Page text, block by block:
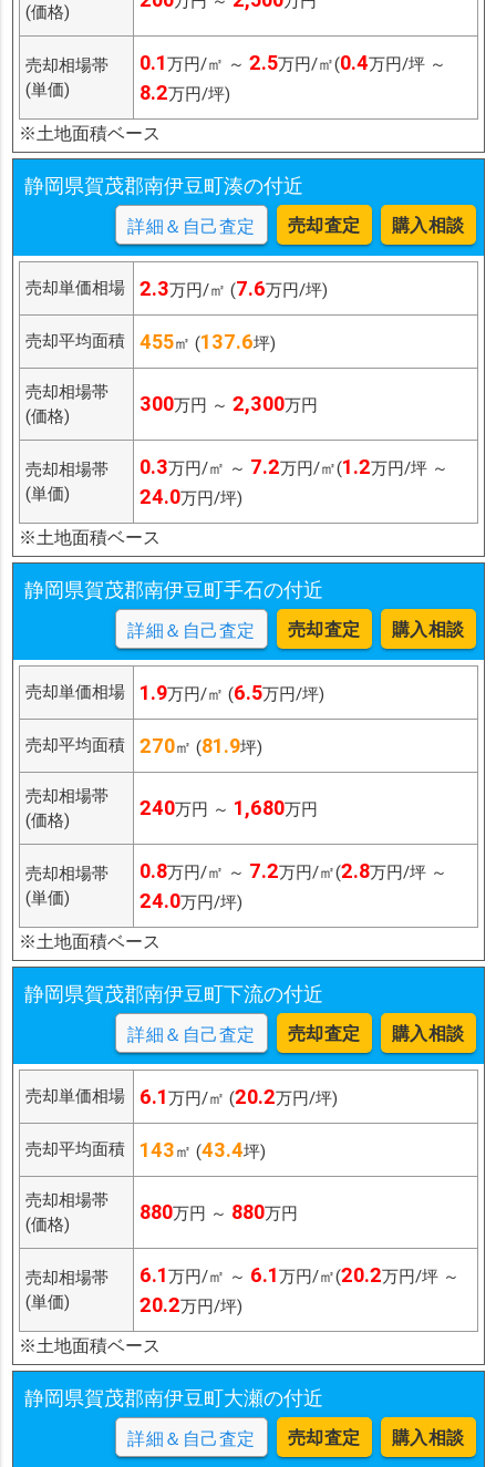
(価格)
売却相場帯
(単価)
0.1万円/㎡ ～ 2.5万円/㎡(0.4万円/坪 ～
8.2万円/坪)
※土地面積ベース
静岡県賀茂郡南伊豆町湊の付近
詳細＆自己査定 売却査定 購入相談
売却単価相場 2.3万円/㎡ (7.6万円/坪)
売却平均面積 455㎡ (137.6坪)
売却相場帯
(価格)
300万円 ～ 2,300万円
売却相場帯
(単価)
0.3万円/㎡ ～ 7.2万円/㎡(1.2万円/坪 ～
24.0万円/坪)
※土地面積ベース
静岡県賀茂郡南伊豆町手石の付近
詳細＆自己査定 売却査定 購入相談
売却単価相場 1.9万円/㎡ (6.5万円/坪)
売却平均面積 270㎡ (81.9坪)
売却相場帯
(価格)
240万円 ～ 1,680万円
売却相場帯
(単価)
0.8万円/㎡ ～ 7.2万円/㎡(2.8万円/坪 ～
24.0万円/坪)
※土地面積ベース
静岡県賀茂郡南伊豆町下流の付近
詳細＆自己査定 売却査定 購入相談
売却単価相場 6.1万円/㎡ (20.2万円/坪)
売却平均面積 143㎡ (43.4坪)
売却相場帯
(価格)
880万円 ～ 880万円
売却相場帯
(単価)
6.1万円/㎡ ～ 6.1万円/㎡(20.2万円/坪 ～
20.2万円/坪)
※土地面積ベース
静岡県賀茂郡南伊豆町大瀬の付近
詳細＆自己査定 売却査定 購入相談